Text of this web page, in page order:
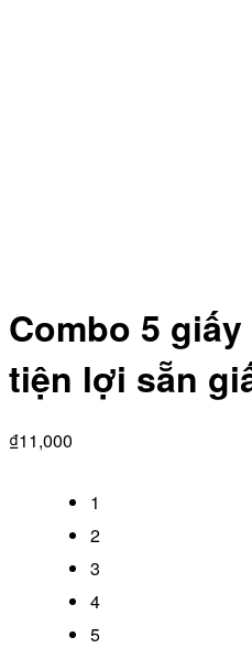
Combo 5
tiện lợi sẵn
₫11,000
1
2
3
4
5